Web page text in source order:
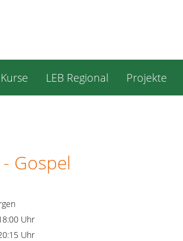
LEB Regional Projekte
Gospel
Uhr
Uhr